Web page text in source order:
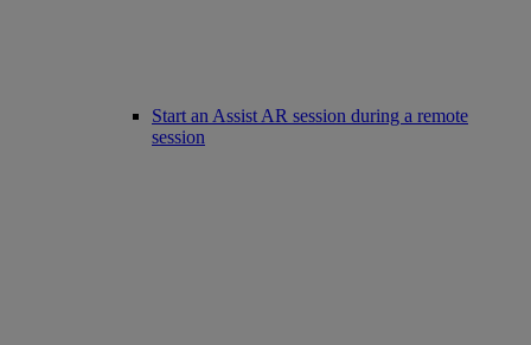
Start an Assist AR session during a remote
session